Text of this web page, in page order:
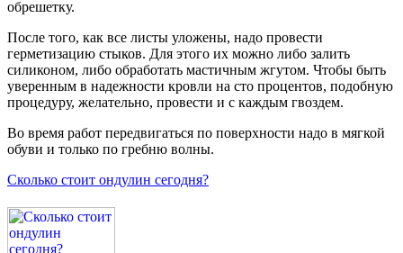
обрешетку.
После того, как все листы уложены, надо провести
герметизацию стыков. Для этого их можно либо залить
силиконом, либо обработать мастичным жгутом. Чтобы быть
уверенным в надежности кровли на сто процентов, подобную
процедуру, желательно, провести и с каждым гвоздем.
Во время работ передвигаться по поверхности надо в мягкой
обуви и только по гребню волны.
Сколько стоит ондулин сегодня?